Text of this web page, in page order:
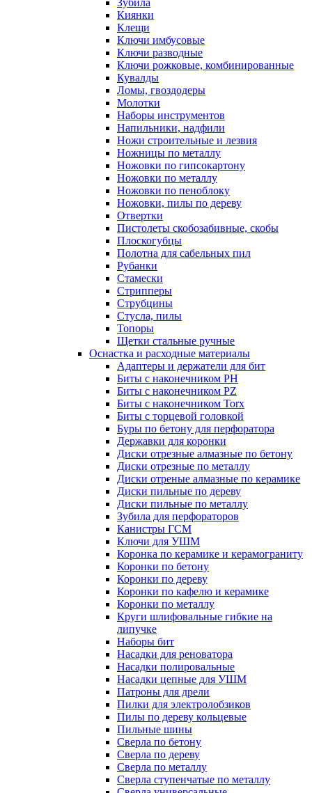
Зубила
Киянки
Клещи
Ключи имбусовые
Ключи разводные
Ключи рожковые, комбинированные
Кувалды
Ломы, гвоздодеры
Молотки
Наборы инструментов
Напильники, надфили
Ножи строительные и лезвия
Ножницы по металлу
Ножовки по гипсокартону
Ножовки по металлу
Ножовки по пеноблоку
Ножовки, пилы по дереву
Отвертки
Пистолеты скобозабивные, скобы
Плоскогубцы
Полотна для сабельных пил
Рубанки
Стамески
Стрипперы
Струбцины
Стусла, пилы
Топоры
Щетки стальные ручные
Оснастка и расходные материалы
Адаптеры и держатели для бит
Биты с наконечником PH
Биты с наконечником PZ
Биты с наконечником Torx
Биты с торцевой головкой
Буры по бетону для перфоратора
Державки для коронки
Диски отрезные алмазные по бетону
Диски отрезные по металлу
Диски отреные алмазные по керамике
Диски пильные по дереву
Диски пильные по металлу
Зубила для перфораторов
Канистры ГСМ
Ключи для УШМ
Коронка по керамике и керамограниту
Коронки по бетону
Коронки по дереву
Коронки по кафелю и керамике
Коронки по металлу
Круги шлифовальные гибкие на
липучке
Наборы бит
Насадки для реноватора
Насадки полировальные
Насадки цепные для УШМ
Патроны для дрели
Пилки для электролобзиков
Пилы по дереву кольцевые
Пильные шины
Сверла по бетону
Сверла по дереву
Сверла по металлу
Сверла ступенчатые по металлу